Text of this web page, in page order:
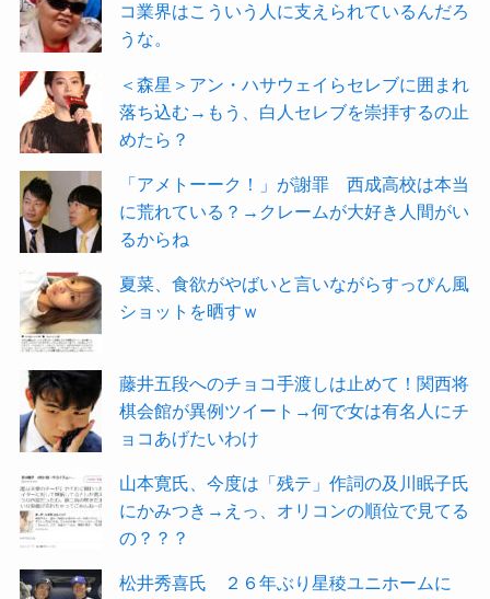
コ業界はこういう人に支えられているんだろ
うな。
＜森星＞アン・ハサウェイらセレブに囲まれ
落ち込む→もう、白人セレブを崇拝するの止
めたら？
「アメトーーク！」が謝罪 西成高校は本当
に荒れている？→クレームが大好き人間がい
るからね
夏菜、食欲がやばいと言いながらすっぴん風
ショットを晒すｗ
藤井五段へのチョコ手渡しは止めて！関西将
棋会館が異例ツイート→何で女は有名人にチ
ョコあげたいわけ
山本寛氏、今度は「残テ」作詞の及川眠子氏
にかみつき→えっ、オリコンの順位で見てる
の？？？
松井秀喜氏 ２６年ぶり星稜ユニホームに